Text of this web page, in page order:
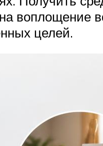
воплощение
целей.